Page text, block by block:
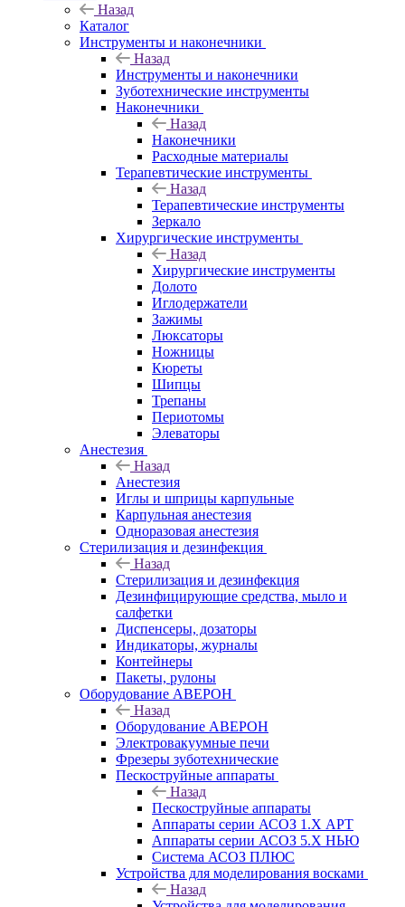
Назад
Каталог
Инструменты и наконечники
Назад
Инструменты и наконечники
Зуботехнические инструменты
Наконечники
Назад
Наконечники
Расходные материалы
Терапевтические инструменты
Назад
Терапевтические инструменты
Зеркало
Хирургические инструменты
Назад
Хирургические инструменты
Долото
Иглодержатели
Зажимы
Люксаторы
Ножницы
Кюреты
Шипцы
Трепаны
Периотомы
Элеваторы
Анестезия
Назад
Анестезия
Иглы и шприцы карпульные
Карпульная анестезия
Одноразовая анестезия
Стерилизация и дезинфекция
Назад
Стерилизация и дезинфекция
Дезинфицирующие средства, мыло и
салфетки
Диспенсеры, дозаторы
Индикаторы, журналы
Контейнеры
Пакеты, рулоны
Оборудование АВЕРОН
Назад
Оборудование АВЕРОН
Электровакуумные печи
Фрезеры зуботехнические
Пескоструйные аппараты
Назад
Пескоструйные аппараты
Аппараты серии АСОЗ 1.Х АРТ
Аппараты серии АСОЗ 5.Х НЬЮ
Система АСОЗ ПЛЮС
Устройства для моделирования восками
Назад